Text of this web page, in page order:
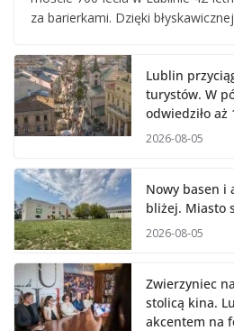
za barierkami. Dzięki błyskawicznej
Lublin
turystów. W
odwiedziło aż
2026-08-05
Nowy basen i
bliżej. Miasto
2026-08-05
Zwierzyniec
stolicą kina.
akcentem na